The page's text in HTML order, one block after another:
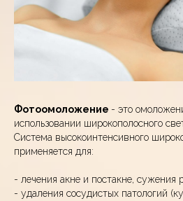
Фотоомоложение - это
использовании широкополосного
Система высокоинтенсивного
применяется для:
- лечения акне и постакне, сужения
- удаления сосудистых патологий